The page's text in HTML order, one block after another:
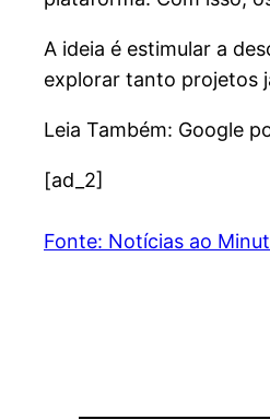
A ideia é estimular a
explorar tanto projetos
Leia Também: Google
[ad_2]
Fonte: Notícias ao